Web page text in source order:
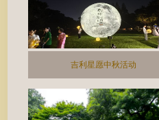
吉利星愿中秋活动